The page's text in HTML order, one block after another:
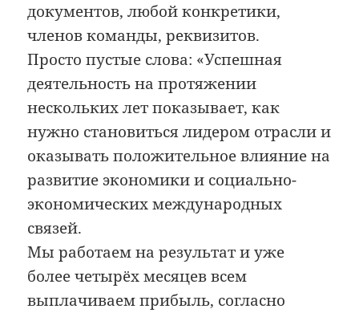
документов, любой конкретики,
членов команды, реквизитов.
Просто пустые слова: «Успешная
деятельность на протяжении
нескольких лет показывает, как
нужно становиться лидером отрасли и
оказывать положительное влияние на
развитие экономики и социально-
экономических международных
связей.
Мы работаем на результат и уже
более четырёх месяцев всем
выплачиваем прибыль, согласно